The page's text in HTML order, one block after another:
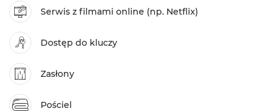
Serwis z filmami online (np. Netflix)
Dostęp do kluczy
Zasłony
Pościel